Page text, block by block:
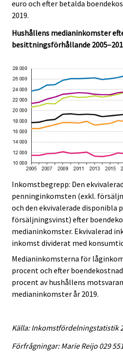
euro och efter betalda
2019.
Hushållens medianinkomster
besittningsförhållande
Inkomstbegrepp: Den
penninginkomsten (exkl.
och den ekvivalerade disponibla
försäljningsvinst) efter
medianinkomster. Ekvivalerad
inkomst dividerat med
Medianinkomsterna för
procent och efter
procent av hushållens
medianinkomster år 2019.
Källa: Inkomstfördelningstatistik
Förfrågningar: Marie Reijo 029